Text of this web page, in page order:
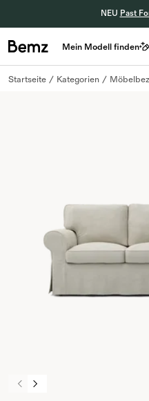
NEU Past
Mein Modell finden
Startseite Kategorien